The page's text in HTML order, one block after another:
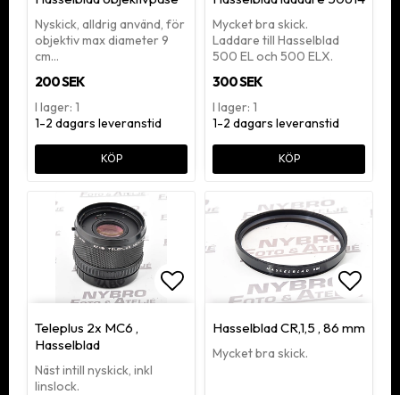
Nyskick, alldrig använd, för
objektiv max diameter 9
cm…
200 SEK
I lager: 1
1-2 dagars leveranstid
KÖP
Mycket bra skick.
Laddare till Hasselblad
500 EL och 500 ELX.
300 SEK
I lager: 1
1-2 dagars leveranstid
KÖP
Lägg till i favoritlistan
Teleplus 2x MC6 ,
Hasselblad
Näst intill nyskick, inkl
linslock.
Hasselblad CR,1,5 , 86 mm
Mycket bra skick.